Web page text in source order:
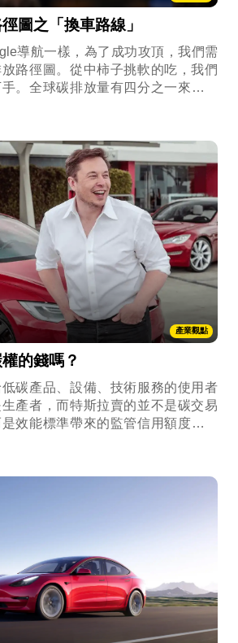
圖之「換車路線」
導航一樣，為了成功攻頂，我們需
路徑圖。從中柿子挑軟的吃，我們
。全球碳排放量有四分之一來自交
種交通運輸工具，電動車包含純電
混合車(HEV)、插電式油電混合車
與使用的社會條件下，各有其優勢
產業觀點
的錢嗎？
碳產品、設備、技術服務的使用者
產者，而特斯拉賣的並不是碳交易
效能標準帶來的監管信用額度。這
為「車輛平均油耗標準」（CAFÉ標
售的車輛，都必須滿足此一標準；